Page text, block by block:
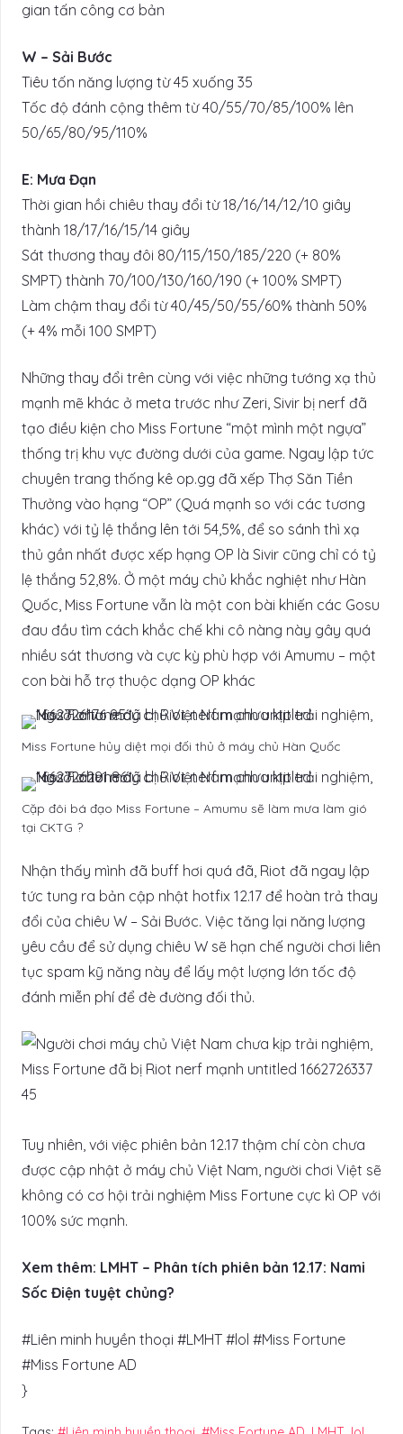
gian tấn công cơ bản
W – Sải Bước
Tiêu tốn năng lượng từ 45 xuống 35
Tốc độ đánh cộng thêm từ 40/55/70/85/100% lên
50/65/80/95/110%
E: Mưa Đạn
Thời gian hồi chiêu thay đổi từ 18/16/14/12/10 giây
thành 18/17/16/15/14 giây
Sát thương thay đôi 80/115/150/185/220 (+ 80%
SMPT) thành 70/100/130/160/190 (+ 100% SMPT)
Làm chậm thay đổi từ 40/45/50/55/60% thành 50%
(+ 4% mỗi 100 SMPT)
Những thay đổi trên cùng với việc những tướng xạ thủ
mạnh mẽ khác ở meta trước như Zeri, Sivir bị nerf đã
tạo điều kiện cho Miss Fortune “một mình một ngựa”
thống trị khu vực đường dưới của game. Ngay lập tức
chuyên trang thống kê op.gg đã xếp Thợ Săn Tiền
Thưởng vào hạng “OP” (Quá mạnh so với các tương
khác) với tỷ lệ thắng lên tới 54,5%, để so sánh thì xạ
thủ gần nhất được xếp hạng OP là Sivir cũng chỉ có tỷ
lệ thắng 52,8%. Ở một máy chủ khắc nghiệt như Hàn
Quốc, Miss Fortune vẫn là một con bài khiến các Gosu
đau đầu tìm cách khắc chế khi cô nàng này gây quá
nhiều sát thương và cực kỳ phù hợp với Amumu – một
con bài hỗ trợ thuộc dạng OP khác
Miss Fortune hủy diệt mọi đối thủ ở máy chủ Hàn Quốc
Cặp đôi bá đạo Miss Fortune – Amumu sẽ làm mưa làm gió
tại CKTG ?
Nhận thấy mình đã buff hơi quá đã, Riot đã ngay lập
tức tung ra bản cập nhật hotfix 12.17 để hoàn trả thay
đổi của chiêu W – Sải Bước. Việc tăng lại năng lượng
yêu cầu để sử dụng chiêu W sẽ hạn chế người chơi liên
tục spam kỹ năng này để lấy một lượng lớn tốc độ
đánh miễn phí để đè đường đối thủ.
Tuy nhiên, với việc phiên bản 12.17 thậm chí còn chưa
được cập nhật ở máy chủ Việt Nam, người chơi Việt sẽ
không có cơ hội trải nghiệm Miss Fortune cực kì OP với
100% sức mạnh.
Xem thêm: LMHT – Phân tích phiên bản 12.17: Nami
Sốc Điện tuyệt chủng?
#Liên minh huyền thoại #LMHT #lol #Miss Fortune
#Miss Fortune AD
}